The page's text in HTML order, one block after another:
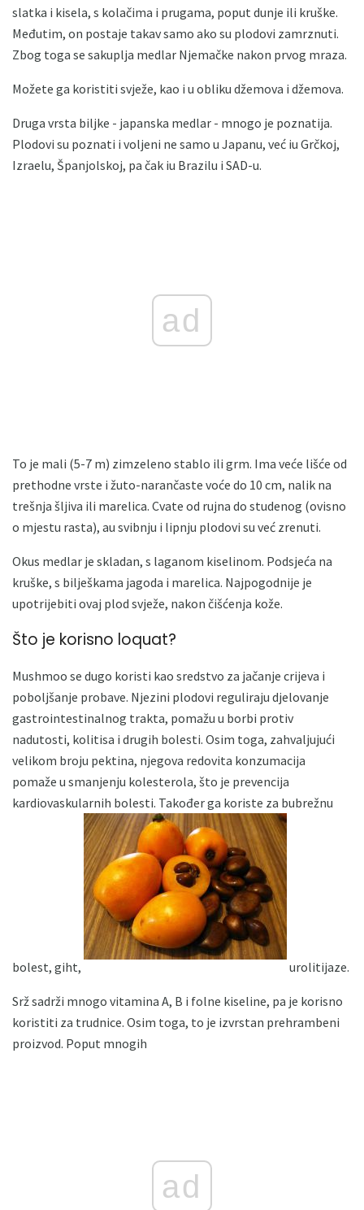
slatka i kisela, s kolačima i prugama, poput dunje ili kruške.
Međutim, on postaje takav samo ako su plodovi zamrznuti.
Zbog toga se sakuplja medlar Njemačke nakon prvog mraza.
Možete ga koristiti svježe, kao i u obliku džemova i džemova.
Druga vrsta biljke - japanska medlar - mnogo je poznatija.
Plodovi su poznati i voljeni ne samo u Japanu, već iu Grčkoj,
Izraelu, Španjolskoj, pa čak iu Brazilu i SAD-u.
ad
To je mali (5-7 m) zimzeleno stablo ili grm. Ima veće lišće od
prethodne vrste i žuto-narančaste voće do 10 cm, nalik na
trešnja šljiva ili marelica. Cvate od rujna do studenog (ovisno
o mjestu rasta), au svibnju i lipnju plodovi su već zrenuti.
Okus medlar je skladan, s laganom kiselinom. Podsjeća na
kruške, s bilješkama jagoda i marelica. Najpogodnije je
upotrijebiti ovaj plod svježe, nakon čišćenja kože.
Što je korisno loquat?
Mushmoo se dugo koristi kao sredstvo za jačanje crijeva i
poboljšanje probave. Njezini plodovi reguliraju djelovanje
gastrointestinalnog trakta, pomažu u borbi protiv
nadutosti, kolitisa i drugih bolesti. Osim toga, zahvaljujući
velikom broju pektina, njegova redovita konzumacija
pomaže u smanjenju kolesterola, što je prevencija
kardiovaskularnih bolesti. Također ga koriste za bubrežnu
bolest, giht, urolitijaze.
Srž sadrži mnogo vitamina A, B i folne kiseline, pa je korisno
koristiti za trudnice. Osim toga, to je izvrstan prehrambeni
proizvod. Poput mnogih
ad